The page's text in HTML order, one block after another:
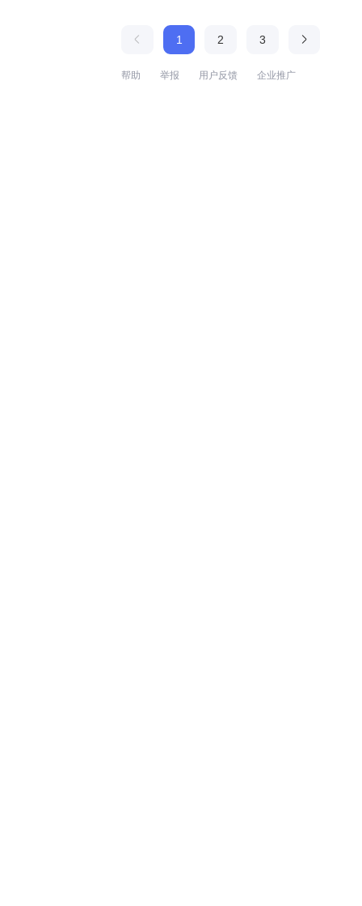
1 2 3
帮助 举报 用户反馈 企业推广